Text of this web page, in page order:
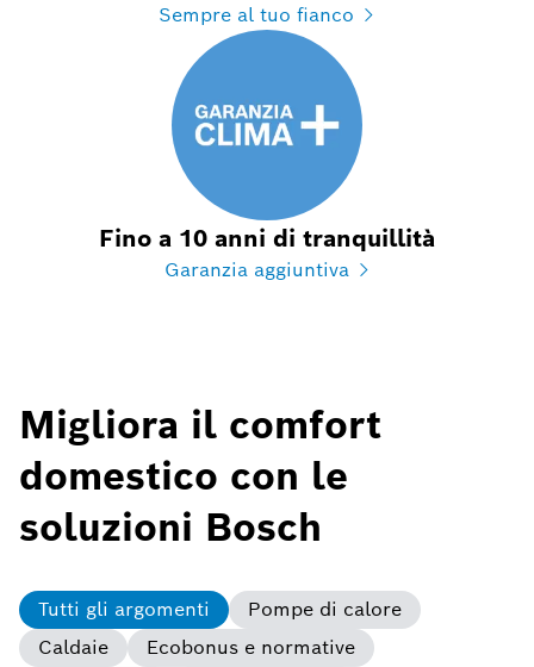
Sempre al tuo fianco
Fino a 10 anni di tranquillità
Garanzia aggiuntiva
Migliora il comfort
domestico con le
soluzioni Bosch
Tutti gli argomenti
Pompe di calore
Caldaie
Ecobonus e normative